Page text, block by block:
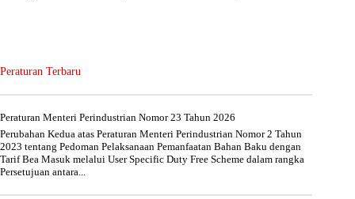
Peraturan Terbaru
Peraturan Menteri Perindustrian Nomor 23 Tahun 2026
Perubahan Kedua atas Peraturan Menteri Perindustrian Nomor 2 Tahun
2023 tentang Pedoman Pelaksanaan Pemanfaatan Bahan Baku dengan
Tarif Bea Masuk melalui User Specific Duty Free Scheme dalam rangka
Persetujuan antara...